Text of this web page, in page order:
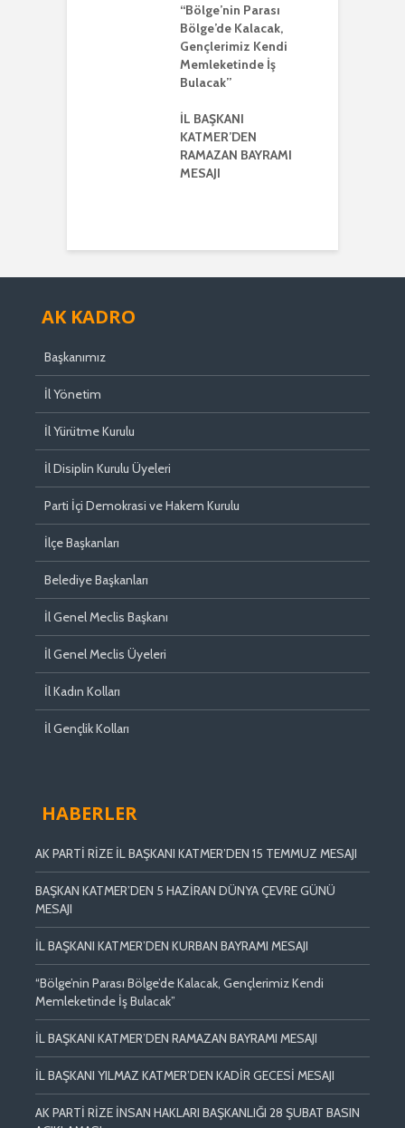
“Bölge’nin Parası
Bölge’de Kalacak,
Gençlerimiz Kendi
Memleketinde İş
Bulacak”
İL BAŞKANI
KATMER’DEN
RAMAZAN BAYRAMI
MESAJI
AK KADRO
Başkanımız
İl Yönetim
İl Yürütme Kurulu
İl Disiplin Kurulu Üyeleri
Parti İçi Demokrasi ve Hakem Kurulu
İlçe Başkanları
Belediye Başkanları
İl Genel Meclis Başkanı
İl Genel Meclis Üyeleri
İl Kadın Kolları
İl Gençlik Kolları
HABERLER
AK PARTİ RİZE İL BAŞKANI KATMER’DEN 15 TEMMUZ MESAJI
BAŞKAN KATMER’DEN 5 HAZİRAN DÜNYA ÇEVRE GÜNÜ
MESAJI
İL BAŞKANI KATMER’DEN KURBAN BAYRAMI MESAJI
“Bölge’nin Parası Bölge’de Kalacak, Gençlerimiz Kendi
Memleketinde İş Bulacak”
İL BAŞKANI KATMER’DEN RAMAZAN BAYRAMI MESAJI
İL BAŞKANI YILMAZ KATMER’DEN KADİR GECESİ MESAJI
AK PARTİ RİZE İNSAN HAKLARI BAŞKANLIĞI 28 ŞUBAT BASIN